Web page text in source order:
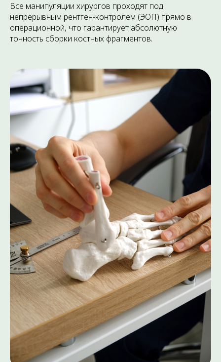
Все манипуляции хирургов проходят под
непрерывным рентген-контролем (ЭОП) прямо в
операционной, что гарантирует абсолютную
точность сборки костных фрагментов.